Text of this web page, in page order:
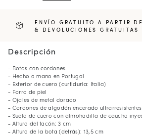
ENVÍO GRATUITO A PARTIR
& DEVOLUCIONES GRATUITAS
Descripción
- Botas con cordones
- Hecho a mano en Portugal
- Exterior de cuero (curtiduría: Italia)
- Forro de piel
- Ojales de metal dorado
- Cordones de algodón encerado ultrarresistentes
- Suela de cuero con almohadilla de caucho
- Altura del tacón: 3 cm
- Altura de la bota (detrás): 13,5 cm